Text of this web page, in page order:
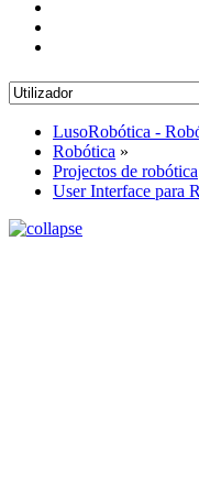
LusoRobótica -
Robótica »
Projectos de robótica
User Interface para